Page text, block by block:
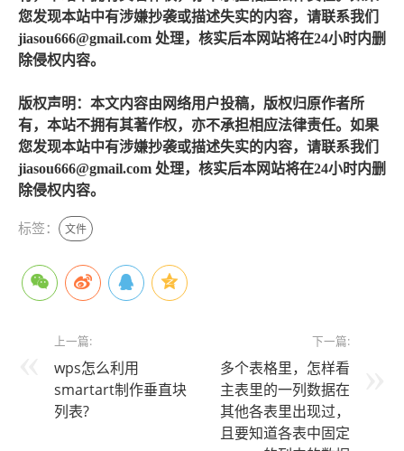
您发现本站中有涉嫌抄袭或描述失实的内容，请联系我们
jiasou666@gmail.com 处理，核实后本网站将在24小时内删
除侵权内容。
版权声明：本文内容由网络用户投稿，版权归原作者所
有，本站不拥有其著作权，亦不承担相应法律责任。如果
您发现本站中有涉嫌抄袭或描述失实的内容，请联系我们
jiasou666@gmail.com 处理，核实后本网站将在24小时内删
除侵权内容。
标签： 文件
上一篇:
wps怎么利用
smartart制作垂直块
列表?
下一篇:
多个表格里，怎样看
主表里的一列数据在
其他各表里出现过，
且要知道各表中固定